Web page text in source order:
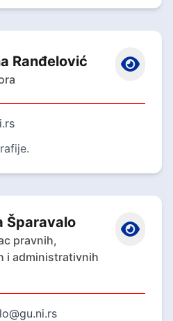
Ranđelović
Šparavalo
pravnih,
i administrativnih